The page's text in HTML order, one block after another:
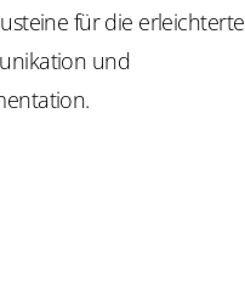
für die erleichterte
und